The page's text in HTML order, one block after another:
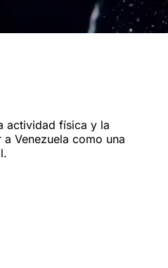
actividad física y la
Venezuela como una